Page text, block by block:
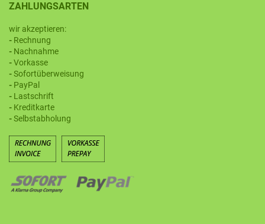
ZAHLUNGSARTEN
wir akzeptieren:
- Rechnung
- Nachnahme
-Vorkasse
-Sofortüberweisung
- PayPal
- Lastschrift
- Kreditkarte
-Selbstabholung